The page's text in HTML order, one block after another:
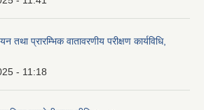
तथा प्रारम्भिक वातावरणीय परीक्षण कार्यविधि,
- 11:18